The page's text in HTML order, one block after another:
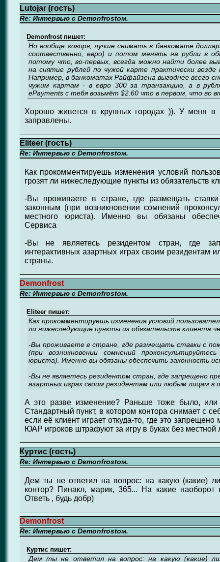
Lutojar (гость)
Re: Интервью с Demonfrostом.
Demonfrost пишет:
Но вообще говоря, лучше снимать в банкомате
соотвественно, евро) и потом менять на рубли в
потому что, во-первых, всегда можно найти более
на снятие рублей по чужой карте практически
Например, в банкоматах Райфайзена выгоднее всего
чужим картам - в евро 300 за транзакцию, а в
ePayments с тебя возьмёт $2.60 что в первом, что во
Хорошо живется в крупных городах )). У меня в
заправлены.
Eliteer (гость)
Re: Интервью с Demonfrostом.
Как прокомментируешь изменения условий
грозят ли нижеследующие пункты из обязательств
-Вы проживаете в стране, где размещать
законным (при возникновении сомнений
местного юриста). Именно вы обязаны
Сервиса
-Вы не являетесь резидентом стран, где
интерактивных азартных играх своим резидентам
страны.
Demonfrost
Re: Интервью с Demonfrostом.
Eliteer пишет:
Как прокомментируешь изменения условий
ли нижеследующие пункты из обязательств клиента
-Вы проживаете в стране, где размещать ставки с
(при возникновении сомнений
юриста). Именно вы обязаны обеспечить законность
-Вы не являетесь резидентом стран, где запрещено
азартных играх своим резидентам или любым лицам в
А это разве изменение? Раньше тоже было, или
Стандартный пункт, в котором контора снимает с
если её клиент играет откуда-то, где это
ЮАР игроков штрафуют за игру в буках без местной
Куртис (гость)
Re: Интервью с Demonfrostом.
Дем ты не ответил на вопрос: на какую (какие)
контор? Пинакл, марик, 365... На какие
Ответь , будь добр)
Demonfrost
Re: Интервью с Demonfrostом.
Куртис пишет:
Дем ты не ответил на вопрос: на какую (какие)